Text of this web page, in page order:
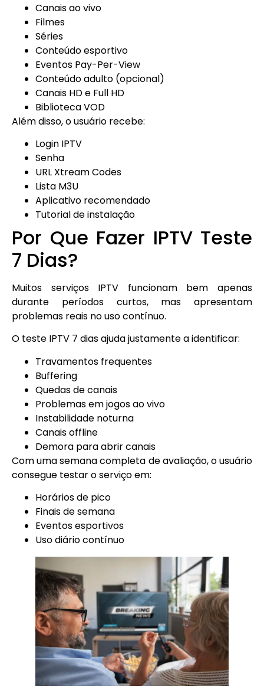
Canais ao vivo
Filmes
Séries
Conteúdo esportivo
Eventos Pay-Per-View
Conteúdo adulto (opcional)
Canais HD e Full HD
Biblioteca VOD
Além disso, o usuário recebe:
Login IPTV
Senha
URL Xtream Codes
Lista M3U
Aplicativo recomendado
Tutorial de instalação
Por Que Fazer IPTV Teste
7 Dias?
Muitos serviços IPTV funcionam bem apenas
durante períodos curtos, mas apresentam
problemas reais no uso contínuo.
O teste IPTV 7 dias ajuda justamente a identificar:
Travamentos frequentes
Buffering
Quedas de canais
Problemas em jogos ao vivo
Instabilidade noturna
Canais offline
Demora para abrir canais
Com uma semana completa de avaliação, o usuário
consegue testar o serviço em:
Horários de pico
Finais de semana
Eventos esportivos
Uso diário contínuo